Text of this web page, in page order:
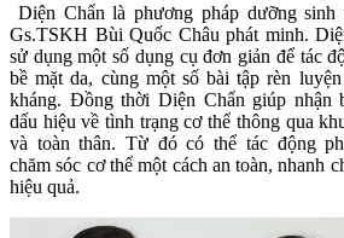
Diện Chẩn là phương pháp dưỡng sinh
Gs.TSKH Bùi Quốc Châu phát minh.
sử dụng một số dụng cụ đơn giản để tác
bề mặt da, cùng một số bài tập rèn
kháng. Đồng thời Diện Chẩn giúp nhận
dấu hiệu về tình trạng cơ thể thông qua
và toàn thân. Từ đó có thể tác động
chăm sóc cơ thể một cách an toàn, nhanh
hiệu quả.